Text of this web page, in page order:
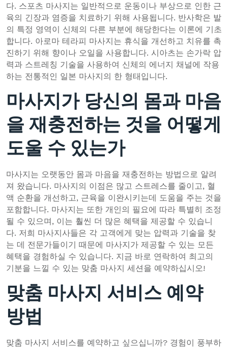
다. 스포츠 마사지는 일반적으로 운동이나 부상으로 인한 근
육의 긴장과 염증을 치료하기 위해 사용됩니다. 반사학은 발
의 특정 영역이 신체의 다른 부분에 해당한다는 이론에 기초
합니다. 아로마 테라피 마사지는 휴식을 개선하고 치유를 촉
진하기 위해 향이나 오일을 사용합니다. 시아츠는 손가락 압
력과 스트레칭 기술을 사용하여 신체의 에너지 채널에 작용
하는 전통적인 일본 마사지의 한 형태입니다.
마사지가 당신의 몸과 마음
을 재충전하는 것을 어떻게
도울 수 있는가
마사지는 오랫동안 몸과 마음을 재충전하는 방법으로 알려
져 왔습니다. 마사지의 이점은 많고 스트레스를 줄이고, 혈
액 순환을 개선하고, 근육을 이완시키는데 도움을 주는 것을
포함합니다. 마사지는 또한 개인의 필요에 따라 특별히 조정
될 수 있으며, 이는 훨씬 더 많은 혜택을 제공할 수 있습니
다. 저희 마사지사들은 각 고객에게 맞는 압력과 기술을 찾
는 데 전문가들이기 때문에 마사지가 제공할 수 있는 모든
혜택을 경험하실 수 있습니다. 지금 바로 연락하여 최고의
기분을 느낄 수 있는 맞춤 마사지 세션을 예약하십시오!
맞춤 마사지 서비스 예약
방법
맞춤 마사지 서비스를 예약하고 싶으십니까? 경험이 풍부하